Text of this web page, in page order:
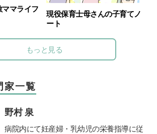
ママライフ
現役保育士母さんの子育てノ
ート
もっと見る
家一覧
野村 泉
病院内にて妊産婦・乳幼児の栄養指導に従